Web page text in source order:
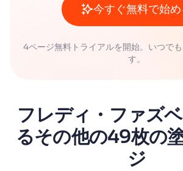
今すぐ無料で始め
4ページ無料トライアルを開始。いつで
す。
フレディ・ファズ
るその他の49枚の
ジ